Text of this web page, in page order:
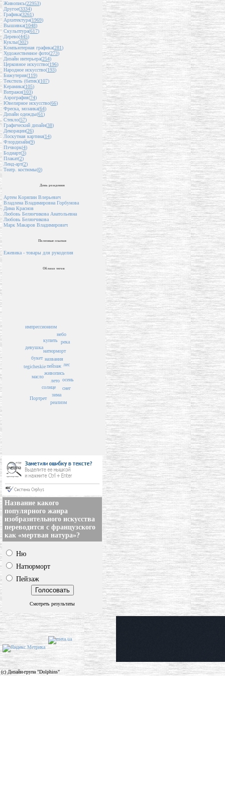
Живопись(22953)
Другое(3334)
Графика(3261)
Архитектура(1969)
Вышивка(1048)
Скульптура(617)
Дерево(445)
Куклы(302)
Компьютерная графика(281)
Художественное фото(273)
Дизайн интерьера(254)
Церковное искусство(196)
Народное искусство(193)
Бижутерия(119)
Текстиль (батик)(107)
Керамика(105)
Витражи(103)
Аэрография(74)
Ювелирное искусство(66)
Фреска, мозаика(64)
Дизайн одежды(61)
Стекло(57)
Графический дизайн(38)
Декорации(26)
Лоскутная картина(14)
Флордизайн(9)
Пэчворк(4)
Бодиарт(3)
Плакат(2)
Ленд-арт(2)
Театр. костюмы(0)
День рождения
Артем Коряпин Влерьевич
Владлена Владимировна Горбунова
Дима Краснов
Любовь Белянчикова Анатольевна
Любовь Белянчикова
Марк Макаров Владимирович
Полезные ссылки
Ежевика - товары для рукоделия
Облако тегов
пейзаж
названия
живопись
лето
натюрморт
купить
солнце
лес
зима
осень
букет
масло
река
снег
tegicheskie
реализм
небо
импрессионизм
Портрет
девушка
Название какого
популярного жанра
изобразительного искусства
переводится с французского
как «мертвая натура»?
Ню
Натюрморт
Пейзаж
Смотреть результаты
(c) Дизайн-група "Dolphins"